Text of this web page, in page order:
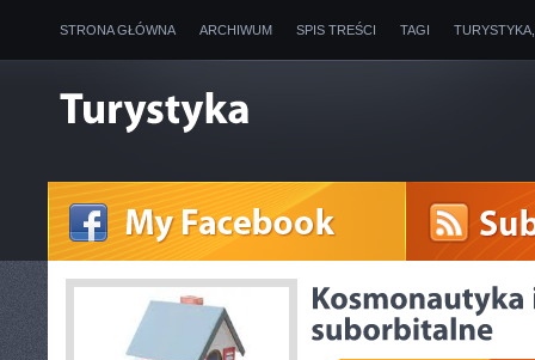
STRONA GŁÓWNA ARCHIWUM SPIS TREŚCI TAGI